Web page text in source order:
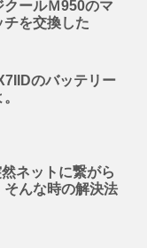
ールＭ950のマ
チを交換した
のバッテリー
ネットに繋がら
そんな時の解決法